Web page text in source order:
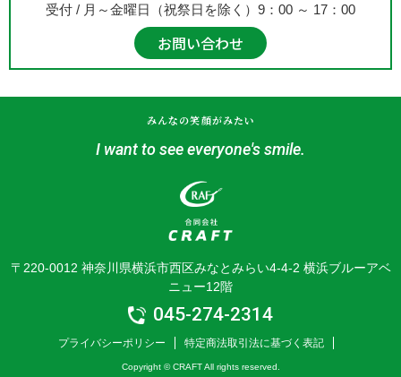
受付 / 月～金曜日（祝祭日を除く）9：00 ～ 17：00
お問い合わせ
みんなの笑顔がみたい
I want to see everyone's smile.
〒220-0012 神奈川県横浜市西区みなとみらい4-4-2 横浜ブルーアベ
ニュー12階
045-274-2314
プライバシーポリシー 特定商法取引法に基づく表記
Copyright © CRAFT All rights reserved.